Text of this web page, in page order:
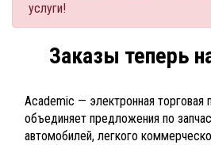
услуги!
Заказы теперь
Academic — электронная торговая
объединяет предложения по
автомобилей, легкого